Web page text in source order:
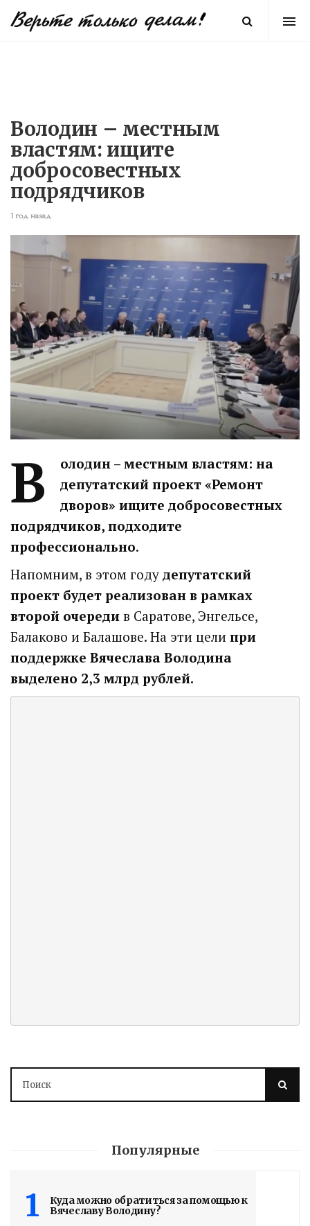
Володин – местным
властям: ищите
добросовестных
подрядчиков
1 год назад
В
олодин – местным властям: на
депутатский проект «Ремонт
дворов» ищите добросовестных
подрядчиков, подходите
профессионально.
Напомним, в этом году депутатский
проект будет реализован в рамках
второй очереди в Саратове, Энгельсе,
Балаково и Балашове. На эти цели при
поддержке Вячеслава Володина
выделено 2,3 млрд рублей.
Популярные
1
Куда можно обратиться за помощью к
Вячеславу Володину?